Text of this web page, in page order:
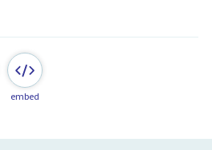
embed